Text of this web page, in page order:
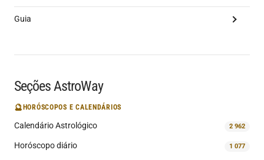
Guia
Seções AstroWay
🔮HORÓSCOPOS E CALENDÁRIOS
Calendário Astrológico 2 962
Horóscopo diário 1 077